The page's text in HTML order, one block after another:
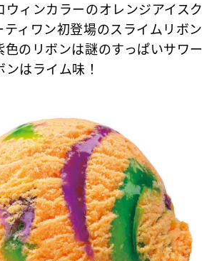
ィンカラーのオレンジアイスク
ティワン初登場のスライムリボン
色のリボンは謎のすっぱいサワー
はライム味！